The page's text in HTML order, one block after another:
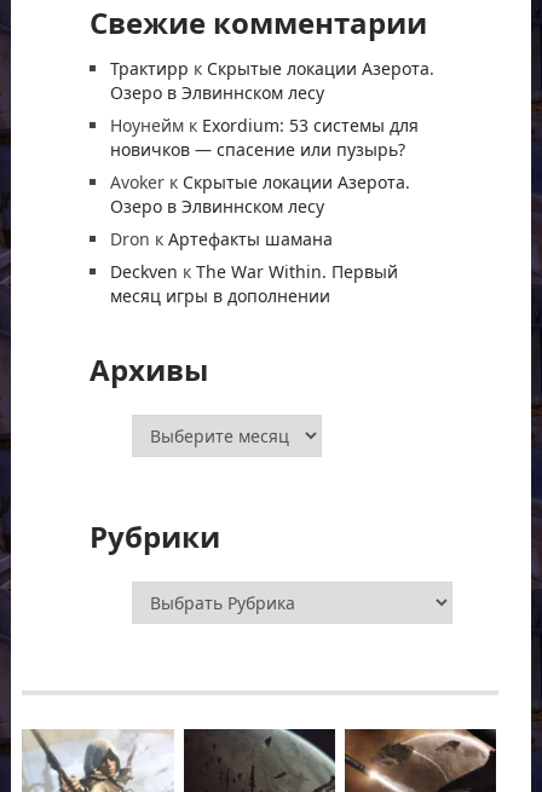
Свежие комментарии
Трактирр к Скрытые локации Азерота.
Озеро в Элвиннском лесу
Ноунеймк Exordium: 53 системы для
новичков — спасение или пузырь?
Avokerк Скрытые локации Азерота.
Озеро в Элвиннском лесу
Dron к Артефакты шамана
Deckven к The War Within. Первый
месяц игры в дополнении
Архивы
Архивы
Рубрики
Рубрики